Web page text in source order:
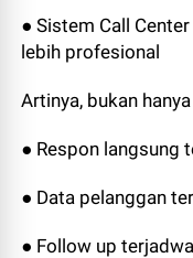
● Sistem Call
lebih profesional
Artinya, bukan
● Respon langsung
● Data pelanggan
● Follow up